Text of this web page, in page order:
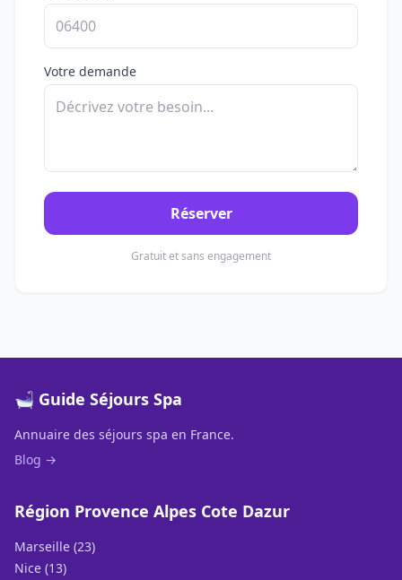
Votre demande
Réserver
Gratuit et sans engagement
🛁 Guide Séjours Spa
Annuaire des séjours spa en France.
Blog →
Région Provence Alpes Cote Dazur
Marseille (23)
Nice (13)